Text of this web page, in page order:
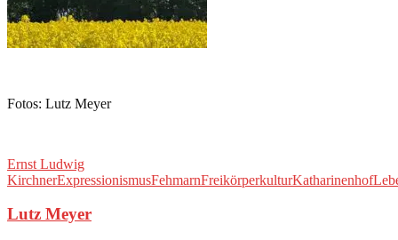
Fotos: Lutz Meyer
Ernst Ludwig
KirchnerExpressionismusFehmarnFreikörperkulturKatharinenhof
Lutz Meyer